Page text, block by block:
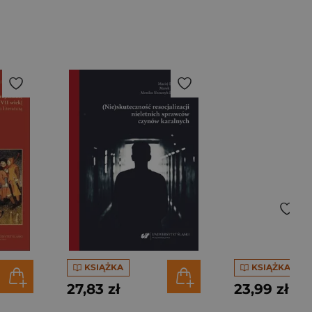
KSIĄŻKA
27,83 zł
KSIĄŻKA
23,99 zł